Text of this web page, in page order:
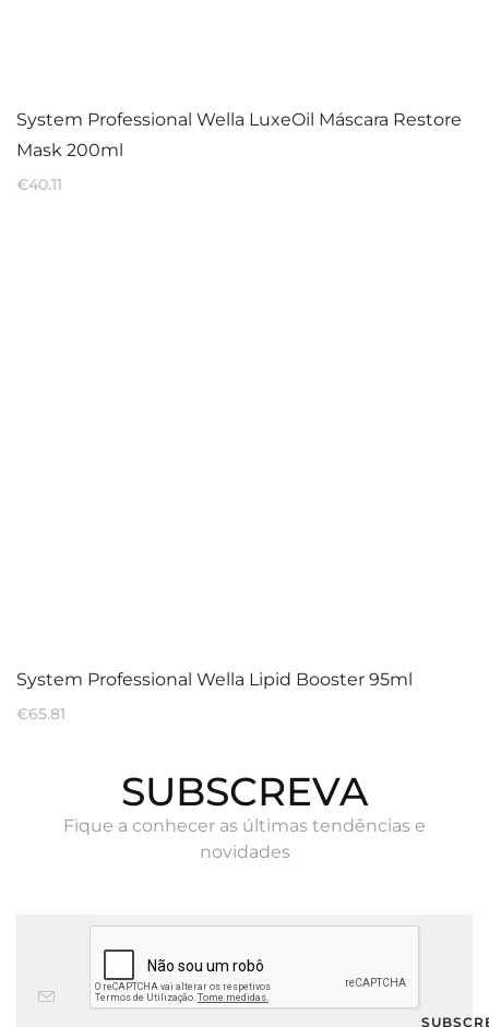
System Professional Wella LuxeOil Máscara Restore
Mask 200ml
€40.11
System Professional Wella Lipid Booster 95ml
€65.81
SUBSCREVA
Fique a conhecer as últimas tendências e
novidades